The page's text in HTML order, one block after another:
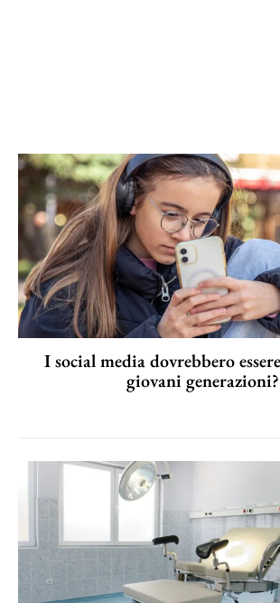
I social media dovrebbero
giovani generazioni?